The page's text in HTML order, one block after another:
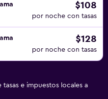
$108
por noche con tasas
$128
por noche con tasas
e impuestos locales a